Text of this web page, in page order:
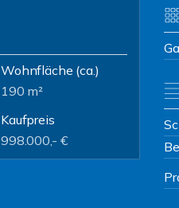
Wohnfläche (ca.)
190 m²
Kaufpreis
998.000,- €